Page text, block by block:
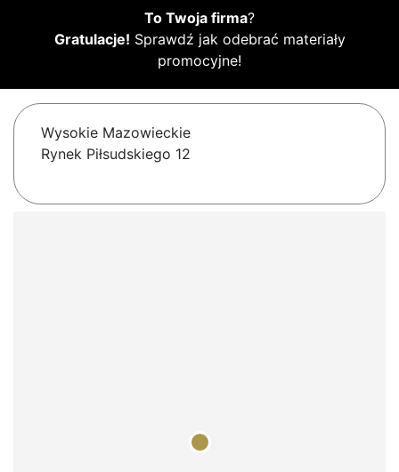
To Twoja firma?
Gratulacje! Sprawdź jak odebrać materiały
promocyjne!
Wysokie Mazowieckie
Rynek Piłsudskiego 12